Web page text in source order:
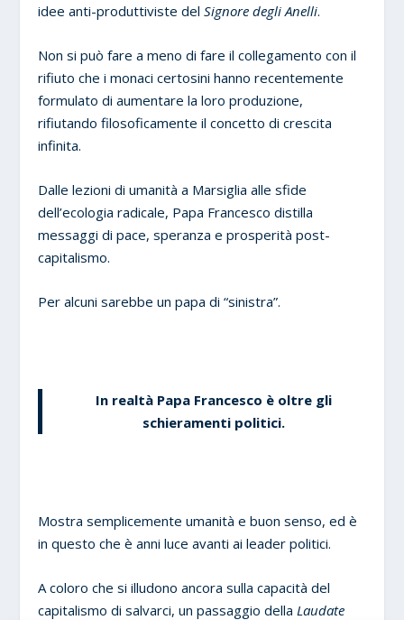
idee anti-produttiviste delSignore degli Anelli.
Non si può fare a meno di fare il collegamento con il
rifiuto che i monaci certosini hanno recentemente
formulato di aumentare la loro produzione,
rifiutando filosoficamente il concetto di crescita
infinita.
Dalle lezioni di umanità a Marsiglia alle sfide
dell’ecologia radicale, Papa Francesco distilla
messaggi di pace, speranza e prosperità post-
capitalismo.
Per alcuni sarebbe un papa di “sinistra”.
In realtà Papa Francesco è oltre gli
schieramenti politici.
Mostra semplicemente umanità e buon senso, ed è
in questo che è anni luce avanti ai leader politici.
A coloro che si illudono ancora sulla capacità del
capitalismo di salvarci, un passaggio della Laudate